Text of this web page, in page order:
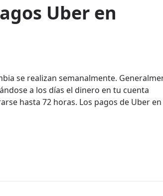
Uber en
se realizan semanalmente.
a los días el dinero en tu cuenta
hasta 72 horas. Los pagos de Uber en